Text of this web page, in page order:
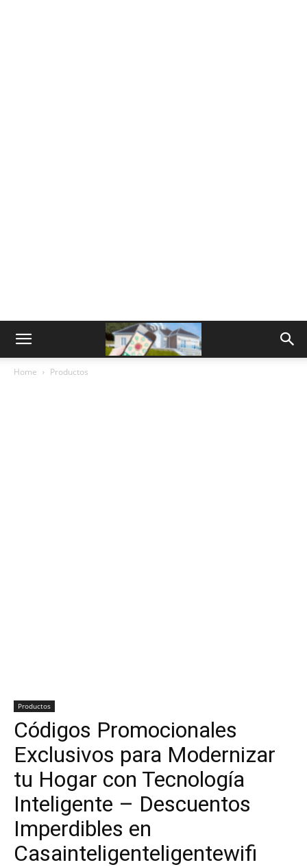
Home Productos
Productos
Códigos Promocionales
Exclusivos para Modernizar
tu Hogar con Tecnología
Inteligente – Descuentos
Imperdibles en
Casainteligenteligentewifi